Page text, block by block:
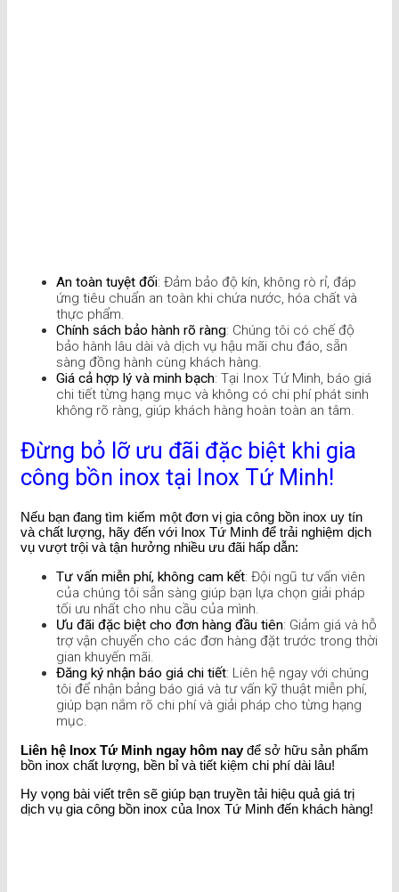
An toàn tuyệt đối: Đảm bảo độ kín, không rò rỉ, đáp
ứng tiêu chuẩn an toàn khi chứa nước, hóa chất và
thực phẩm.
Chính sách bảo hành rõ ràng: Chúng tôi có chế độ
bảo hành lâu dài và dịch vụ hậu mãi chu đáo, sẵn
sàng đồng hành cùng khách hàng.
Giá cả hợp lý và minh bạch: Tại Inox Tứ Minh, báo giá
chi tiết từng hạng mục và không có chi phí phát sinh
không rõ ràng, giúp khách hàng hoàn toàn an tâm.
Đừng bỏ lỡ ưu đãi đặc biệt khi gia
công bồn inox tại Inox Tứ Minh!
Nếu bạn đang tìm kiếm một đơn vị gia công bồn inox uy tín
và chất lượng, hãy đến với Inox Tứ Minh để trải nghiệm dịch
vụ vượt trội và tận hưởng nhiều ưu đãi hấp dẫn:
Tư vấn miễn phí, không cam kết: Đội ngũ tư vấn viên
của chúng tôi sẵn sàng giúp bạn lựa chọn giải pháp
tối ưu nhất cho nhu cầu của mình.
Ưu đãi đặc biệt cho đơn hàng đầu tiên: Giảm giá và hỗ
trợ vận chuyển cho các đơn hàng đặt trước trong thời
gian khuyến mãi.
Đăng ký nhận báo giá chi tiết: Liên hệ ngay với chúng
tôi để nhận bảng báo giá và tư vấn kỹ thuật miễn phí,
giúp bạn nắm rõ chi phí và giải pháp cho từng hạng
mục.
Liên hệ Inox Tứ Minh ngay hôm nayđể sở hữu sản phẩm
bồn inox chất lượng, bền bỉ và tiết kiệm chi phí dài lâu!
Hy vọng bài viết trên sẽ giúp bạn truyền tải hiệu quả giá trị
dịch vụ gia công bồn inox của Inox Tứ Minh đến khách hàng!